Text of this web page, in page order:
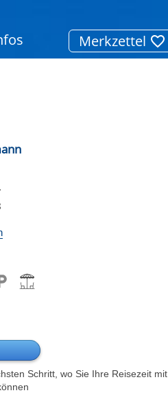
Merkzettel
Schritt, wo Sie Ihre Reisezeit mit